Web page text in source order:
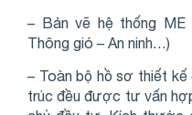
– Bản vẽ hệ thống
Thông gió – An ninh…)
– Toàn bộ hồ sơ thiết
trúc đều được tư vấn